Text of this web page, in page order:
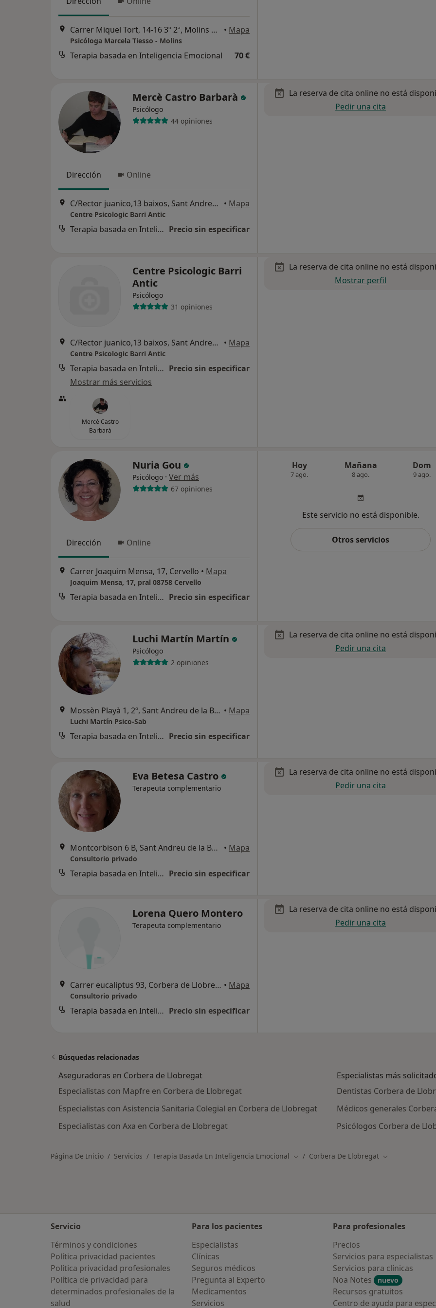
Carrer Miquel Tort, 14-16 3º 2ª, Molins de Rei • Mapa
Psicóloga Marcela Tiesso - Molins
Terapia basada en Inteligencia Emocional 70 €
Mercè Castro Barbarà
Psicólogo
44 opiniones
Dirección Online
C/Rector juanico,13 baixos, Sant Andreu de la Barca • Mapa
Centre Psicologic Barri Antic
Terapia basada en Inteligencia Emocional Precio sin especificar
La reserva de cita online no está
Pedir una cita
Centre Psicologic Barri
Antic
Psicólogo
31 opiniones
C/Rector juanico,13 baixos, Sant Andreu de la Barca • Mapa
Centre Psicologic Barri Antic
Terapia basada en Inteligencia Emocional Precio sin especificar
Mostrar más servicios
Mercè Castro
Barbarà
La reserva de cita online no está
Mostrar perfil
Nuria Gou
Psicólogo · Ver más
67 opiniones
Dirección Online
Carrer Joaquim Mensa, 17, Cervello • Mapa
Joaquim Mensa, 17, pral 08758 Cervello
Terapia basada en Inteligencia Emocional Precio sin especificar
Hoy
7 ago.
Mañana
8 ago.
Dom
9 ago.
Este servicio no está disponible.
Otros servicios
Luchi Martín Martín
Psicólogo
2 opiniones
Mossèn Playà 1, 2º, Sant Andreu de la Barca • Mapa
Luchi Martín Psico-Sab
Terapia basada en Inteligencia Emocional Precio sin especificar
La reserva de cita online no está
Pedir una cita
Eva Betesa Castro
Terapeuta complementario
Montcorbison 6 B, Sant Andreu de la Barca • Mapa
Consultorio privado
Terapia basada en Inteligencia Emocional Precio sin especificar
La reserva de cita online no está
Pedir una cita
Lorena Quero Montero
Terapeuta complementario
Carrer eucaliptus 93, Corbera de Llobregat • Mapa
Consultorio privado
Terapia basada en Inteligencia Emocional Precio sin especificar
La reserva de cita online no está
Pedir una cita
Búsquedas relacionadas
Aseguradoras en Corbera de Llobregat
Especialistas con Mapfre en Corbera de Llobregat
Especialistas con Asistencia Sanitaria Colegial en Corbera de Llobregat
Especialistas con Axa en Corbera de Llobregat
Especialistas más
Dentistas Corbera de
Médicos generales
Psicólogos Corbera de
Página De Inicio Servicios Terapia Basada En Inteligencia Emocional Cambiar de ciudad
Corbera De Llobregat Cambiar de
Servicio
Términos y condiciones
Política privacidad pacientes
Política privacidad profesionales
Política de privacidad para
determinados profesionales de la
salud
Para los pacientes
Especialistas
Clínicas
Seguros médicos
Pregunta al Experto
Medicamentos
Servicios
Para profesionales
Precios
Servicios para especialistas
Servicios para clínicas
Noa Notes
nuevo
Recursos gratuitos
Centro de ayuda para